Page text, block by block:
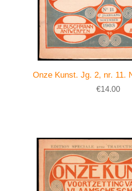
Onze Kunst. Jg. 2, nr. 11.
€14.00